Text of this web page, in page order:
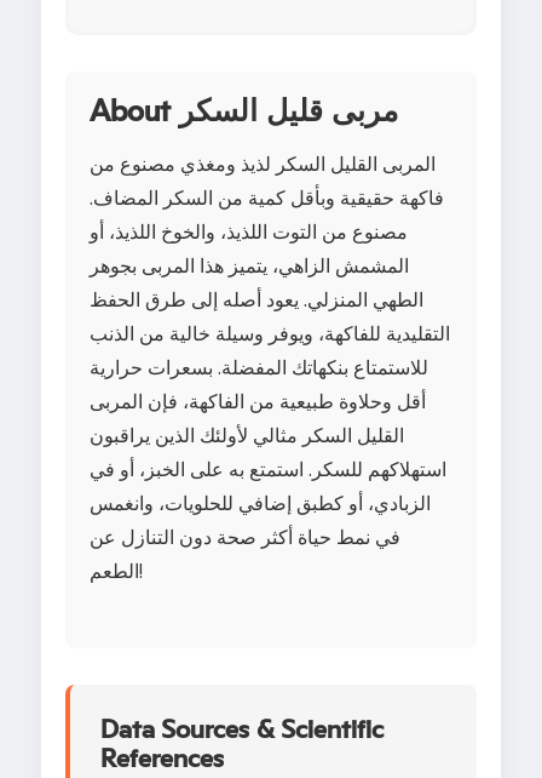
About مربى قليل السكر
المربى القليل السكر لذيذ ومغذي مصنوع من
فاكهة حقيقية وبأقل كمية من السكر المضاف.
مصنوع من التوت اللذيذ، والخوخ اللذيذ، أو
المشمش الزاهي، يتميز هذا المربى بجوهر
الطهي المنزلي. يعود أصله إلى طرق الحفظ
التقليدية للفاكهة، ويوفر وسيلة خالية من الذنب
للاستمتاع بنكهاتك المفضلة. بسعرات حرارية
أقل وحلاوة طبيعية من الفاكهة، فإن المربى
القليل السكر مثالي لأولئك الذين يراقبون
استهلاكهم للسكر. استمتع به على الخبز، أو في
الزبادي، أو كطبق إضافي للحلويات، وانغمس
في نمط حياة أكثر صحة دون التنازل عن
الطعم!
Data Sources & Scientific
References